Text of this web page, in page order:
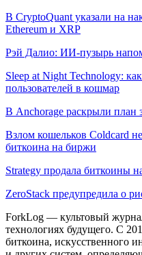
В CryptoQuant указали на
Ethereum и XRP
Рэй Далио: ИИ-пузырь
Sleep at Night Technology:
пользователей в кошмар
В Anchorage раскрыли план
Взлом кошельков Coldcard
биткоина на биржи
Strategy продала биткоины
ZeroStack предупредила о
ForkLog — культовый
технологиях будущего. С
биткоина, искусственного